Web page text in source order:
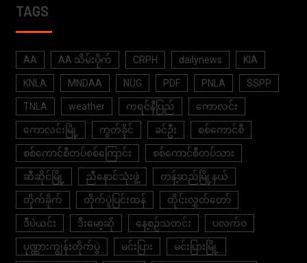
TAGS
AA AA သိမ်းပိုက် CRPH dailynews KIA
KNLA MNDAA NUG PDF PNLA SSPP
TNLA weather ကရင်နီပြည် ကောလင်း
ကောလင်းမြို့ ကွတ်ခိုင် ခင်ဦး စစ်ကောင်စီ
စစ်ကောင်စီတပ်စစ်ကြောင်း စစ်ကောင်စီတပ်သား
ဆီဆိုင်မြို့ ညီနောင်သုံးဖွဲ့ တန့်ဆည်မြို့နယ်
တိုက်ခိုက် တိုက်ပွဲပြင်းထန် ထိုင်းလွှတ်တော်
ဒီပဲယင်း ဒီးမော့ဆို နေ့စဉ်သတင်း ပလက်ဝ
ပုဏ္ဏားကျွန်းတိုက်ပွဲ မင်းပြား မင်းပြားမြို့